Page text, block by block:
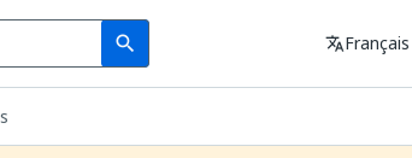
search
Search Langue
translateFrançais